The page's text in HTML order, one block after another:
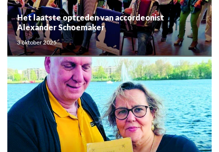
Het laatste optreden van accordeonist
Alexander Schoemaker
3 oktober 2025